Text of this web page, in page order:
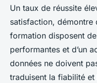
Un taux de réussite
satisfaction, démontre
formation disposent
performantes et d’un
données ne doivent
traduisent la fiabilité